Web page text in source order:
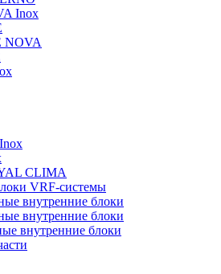
Inox
NOVA
CLIMA
VRF-системы
внутренние блоки
внутренние блоки
внутренние блоки